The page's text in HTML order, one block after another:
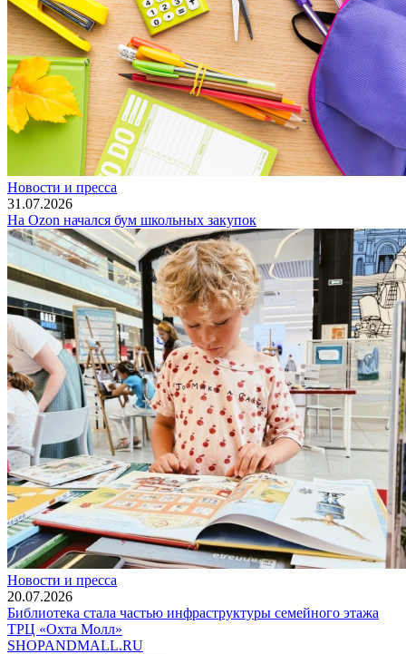
Новости и пресса
31.07.2026
На Ozon начался бум школьных закупок
Новости и пресса
20.07.2026
Библиотека стала частью инфраструктуры семейного этажа
ТРЦ «Охта Молл»
SHOPANDMALL.RU